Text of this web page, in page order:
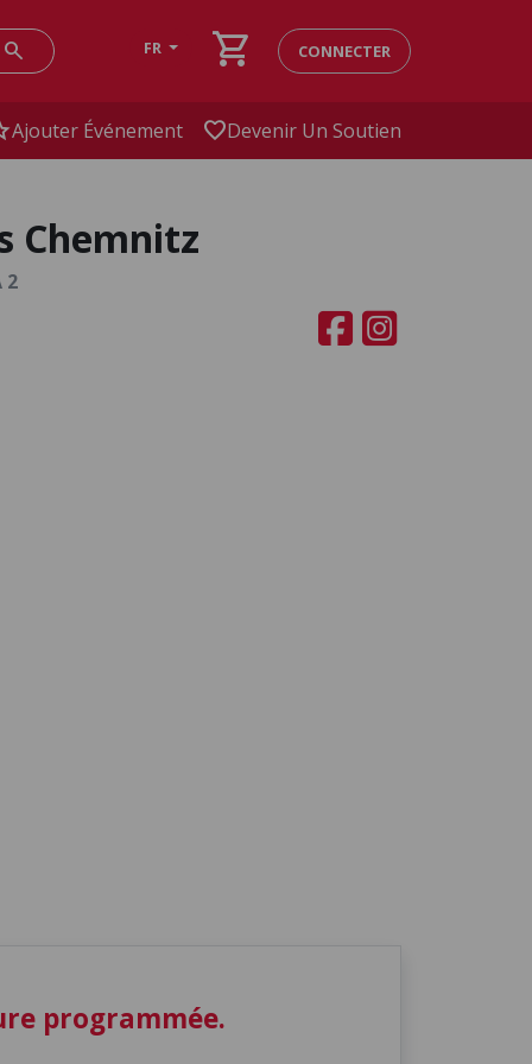
search FR shopping_cart CONNECTER
Ajouter Événement favoriteDevenir Un Soutien
Chemnitz
2
programmée.